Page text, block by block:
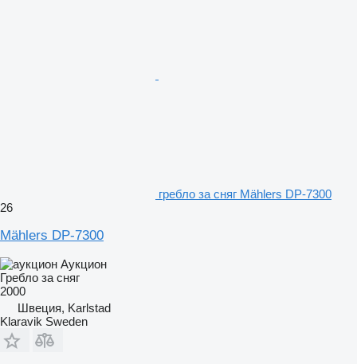
гребло за сняг Mählers DP-7300
26
Mählers DP-7300
Аукцион
Гребло за сняг
2000
Швеция, Karlstad
Klaravik Sweden